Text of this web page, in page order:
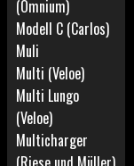
(Omnium)
Modell C (Carlos)
Muli
Multi (Veloe)
Multi Lungo
(Veloe)
Multicharger